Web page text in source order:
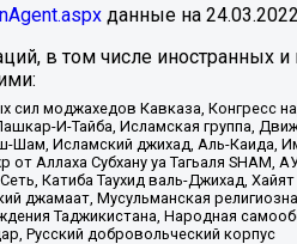
данные на 24.03.2022
в том числе иностранных
моджахедов Кавказа, Конгресс
И-Тайба, Исламская группа,
Шам, Исламский джихад, Аль-
Аллаха Субхану уа Тагьаля
Катиба Таухид валь-Джихад,
джамаат, Мусульманская
Таджикистана, Народная
Русский добровольческий корпус